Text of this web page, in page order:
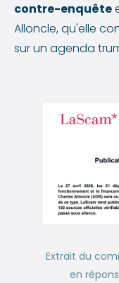
contre-enquête
Alloncle, qu'elle
sur un agenda
Extrait du
en